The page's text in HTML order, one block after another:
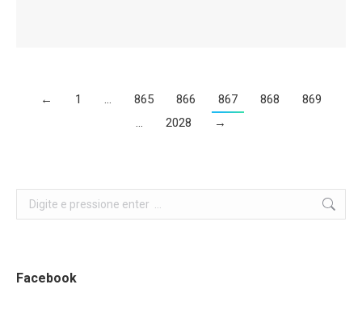
← 1 … 865 866 867 868
869
…
2028 →
Search:
Facebook